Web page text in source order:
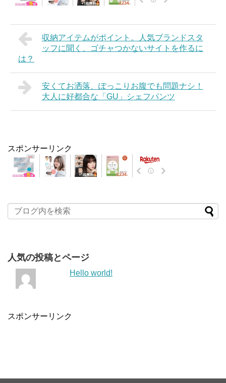
収納アイテムがポイント。人気ブランドスタ
ッフに聞く、ゴチャつかないサイトを作るに
は？
安くてお洒落、ぽっこりお腹でも問題ナシ！
大人に好都合な「GU」シェフパンツ
スポンサーリンク
人気の投稿とページ
Hello world!
スポンサーリンク